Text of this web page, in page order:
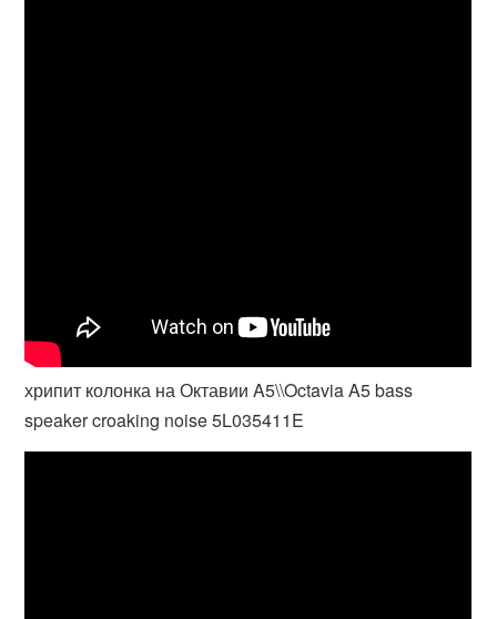
хрипит колонка на Октавии A5\\Octavia A5 bass
speaker croaking noise 5L035411E